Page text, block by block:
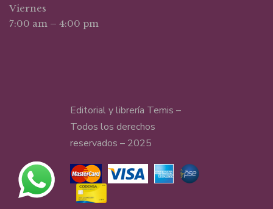
Viernes
7:00 am – 4:00 pm
Editorial y librería Temis –
Todos los derechos
reservados – 2025